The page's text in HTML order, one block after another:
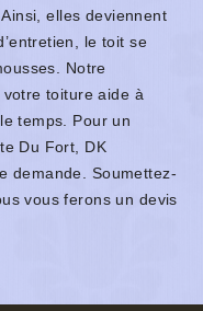
elles deviennent
le toit se
Notre
toiture aide à
temps. Pour un
Du Fort, DK
demande. Soumettez-
vous ferons un devis